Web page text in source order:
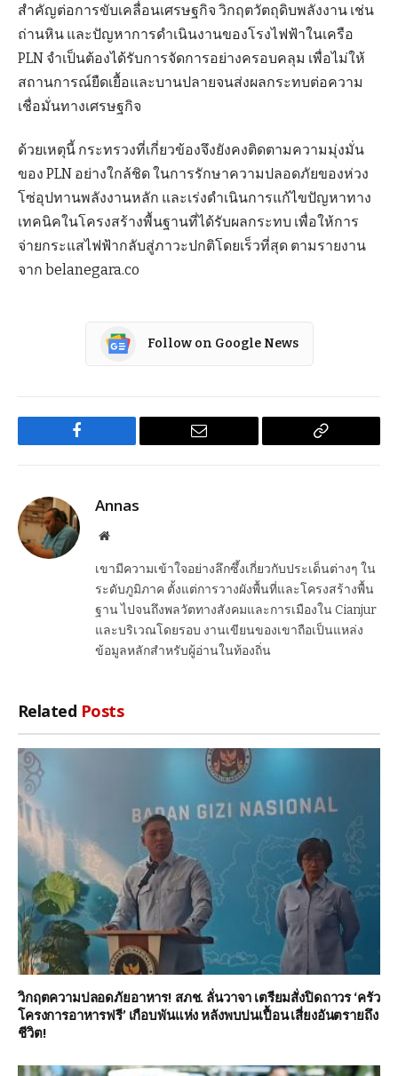
สำคัญต่อการขับเคลื่อนเศรษฐกิจ วิกฤตวัตถุดิบพลังงาน เช่น
ถ่านหิน และปัญหาการดำเนินงานของโรงไฟฟ้าในเครือ
PLN จำเป็นต้องได้รับการจัดการอย่างครอบคลุม เพื่อไม่ให้
สถานการณ์ยืดเยื้อและบานปลายจนส่งผลกระทบต่อความ
เชื่อมั่นทางเศรษฐกิจ
ด้วยเหตุนี้ กระทรวงที่เกี่ยวข้องจึงยังคงติดตามความมุ่งมั่น
ของ PLN อย่างใกล้ชิด ในการรักษาความปลอดภัยของห่วง
โซ่อุปทานพลังงานหลัก และเร่งดำเนินการแก้ไขปัญหาทาง
เทคนิคในโครงสร้างพื้นฐานที่ได้รับผลกระทบ เพื่อให้การ
จ่ายกระแสไฟฟ้ากลับสู่ภาวะปกติโดยเร็วที่สุด ตามรายงาน
จาก belanegara.co
Follow on Google News
Facebook Email
Copy
Annas
Website
เขามีความเข้าใจอย่างลึกซึ้งเกี่ยวกับประเด็นต่างๆ ใน
ระดับภูมิภาค ตั้งแต่การวางผังพื้นที่และโครงสร้างพื้น
ฐาน ไปจนถึงพลวัตทางสังคมและการเมืองใน Cianjur
และบริเวณโดยรอบ งานเขียนของเขาถือเป็นแหล่ง
ข้อมูลหลักสำหรับผู้อ่านในท้องถิ่น
Related Posts
วิกฤตความปลอดภัยอาหาร! สภช. ลั่นวาจา เตรียมสั่งปิดถาวร ‘ครัว
โครงการอาหารฟรี’ เกือบพันแห่ง หลังพบปนเปื้อน เสี่ยงอันตรายถึง
ชีวิต!